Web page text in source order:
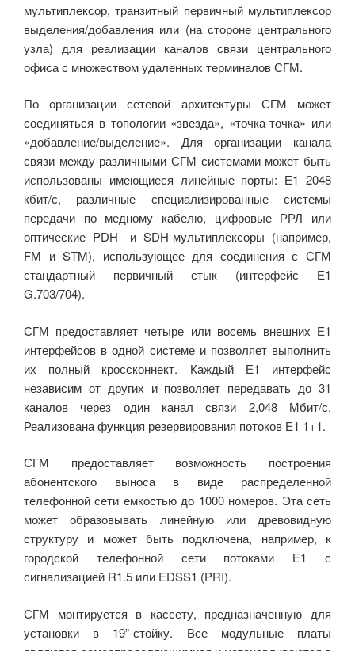
мультиплексор, транзитный первичный мультиплексор
выделения/добавления или (на стороне центрального
узла) для реализации каналов связи центрального
офиса с множеством удаленных терминалов СГМ.
По организации сетевой архитектуры СГМ может
соединяться в топологии «звезда», «точка-точка» или
«добавление/выделение». Для организации канала
связи между различными СГМ системами может быть
использованы имеющиеся линейные порты: Е1 2048
кбит/с, различные специализированные системы
передачи по медному кабелю, цифровые РРЛ или
оптические PDH- и SDH-мультиплексоры (например,
FM и STM), использующее для соединения с СГМ
стандартный первичный стык (интерфейс Е1
G.703/704).
СГМ предоставляет четыре или восемь внешних Е1
интерфейсов в одной системе и позволяет выполнить
их полный кроссконнект. Каждый Е1 интерфейс
независим от других и позволяет передавать до 31
каналов через один канал связи 2,048 Мбит/с.
Реализована функция резервирования потоков Е1 1+1.
СГМ предоставляет возможность построения
абонентского выноса в виде распределенной
телефонной сети емкостью до 1000 номеров. Эта сеть
может образовывать линейную или древовидную
структуру и может быть подключена, например, к
городской телефонной сети потоками Е1 с
сигнализацией R1.5 или EDSS1 (PRI).
СГМ монтируется в кассету, предназначенную для
установки в 19”-стойку. Все модульные платы